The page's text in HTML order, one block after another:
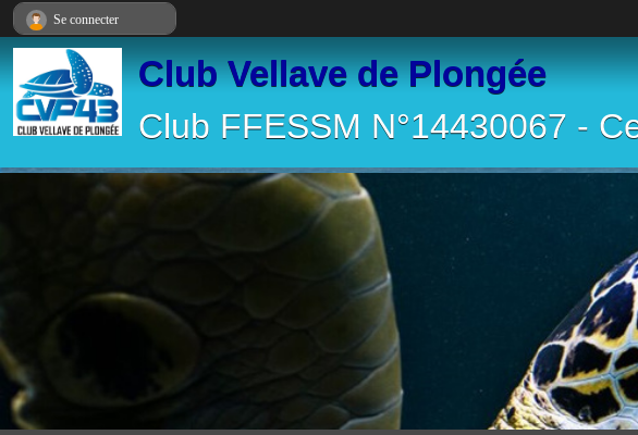
Club Vellave de Plongée
Club FFESSM N°14430067 -
Se connecter
Panneau de gestion des cookies